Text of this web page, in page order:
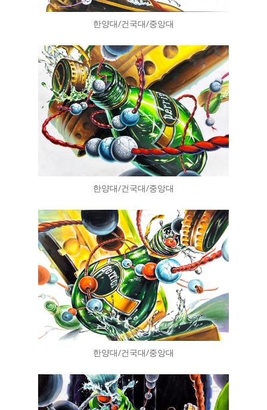
한양대/건국대/중앙대
한양대/건국대/중앙대
한양대/건국대/중앙대